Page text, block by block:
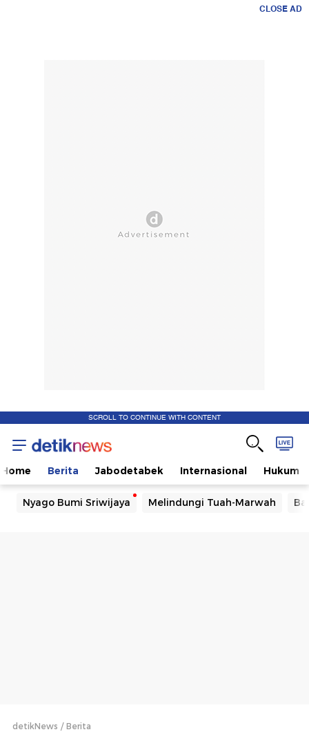
CLOSE AD
SCROLL TO CONTINUE WITH CONTENT
Home Berita Jabodetabek Internasional Hukum
Nyago Bumi Sriwijaya Melindungi Tuah-Marwah
detikNews Berita